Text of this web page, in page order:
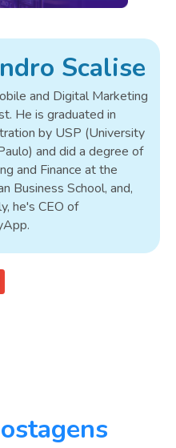
Scalise
and Digital Marketing
He is graduated in
by USP (University
and did a degree of
and Finance at the
Business School, and,
he's CEO of